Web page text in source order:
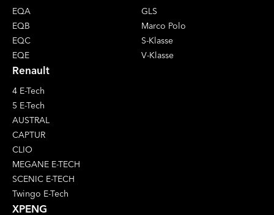
EQA
EQB
EQC
EQE
GLS
Marco Polo
S-Klasse
V-Klasse
Renault
4 E-Tech
5 E-Tech
AUSTRAL
CAPTUR
CLIO
MEGANE E-TECH
SCENIC E-TECH
Twingo E-Tech
XPENG